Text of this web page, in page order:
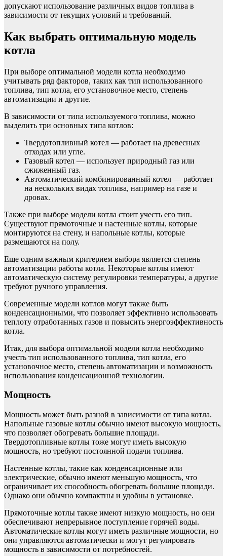
допускают использование различных видов топлива в
зависимости от текущих условий и требований.
Как выбрать оптимальную модель
котла
При выборе оптимальной модели котла необходимо
учитывать ряд факторов, таких как тип использованного
топлива, тип котла, его установочное место, степень
автоматизации и другие.
В зависимости от типа используемого топлива, можно
выделить три основных типа котлов:
Твердотопливный котел — работает на древесных
отходах или угле.
Газовый котел — использует природный газ или
сжиженный газ.
Автоматический комбинированный котел — работает
на нескольких видах топлива, например на газе и
дровах.
Также при выборе модели котла стоит учесть его тип.
Существуют прямоточные и настенные котлы, которые
монтируются на стену, и напольные котлы, которые
размещаются на полу.
Еще одним важным критерием выбора является степень
автоматизации работы котла. Некоторые котлы имеют
автоматическую систему регулировки температуры, а другие
требуют ручного управления.
Современные модели котлов могут также быть
конденсационными, что позволяет эффективно использовать
теплоту отработанных газов и повысить энергоэффективность
котла.
Итак, для выбора оптимальной модели котла необходимо
учесть тип использованного топлива, тип котла, его
установочное место, степень автоматизации и возможность
использования конденсационной технологии.
Мощность
Мощность может быть разной в зависимости от типа котла.
Напольные газовые котлы обычно имеют высокую мощность,
что позволяет обогревать большие площади.
Твердотопливные котлы тоже могут иметь высокую
мощность, но требуют постоянной подачи топлива.
Настенные котлы, такие как конденсационные или
электрические, обычно имеют меньшую мощность, что
ограничивает их способность обогревать большие площади.
Однако они обычно компактны и удобны в установке.
Прямоточные котлы также имеют низкую мощность, но они
обеспечивают непрерывное поступление горячей воды.
Автоматические котлы могут иметь различные мощности, но
они управляются автоматически и могут регулировать
мощность в зависимости от потребностей.